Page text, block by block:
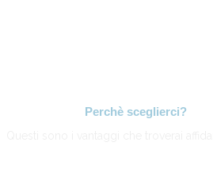
Perchè sceglierci?